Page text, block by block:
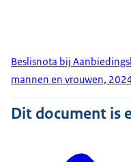
Beslisnota bij
mannen en vrouwen,
Dit document is